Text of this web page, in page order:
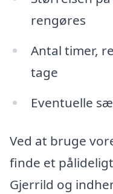
rengøres
Antal timer,
tage
Eventuelle
Ved at bruge
finde et
Gjerrild og